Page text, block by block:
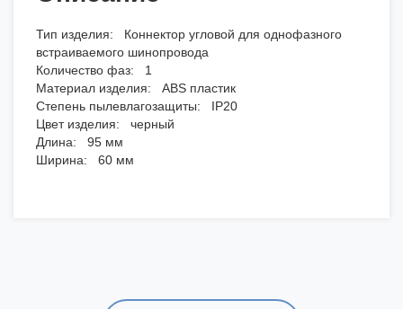
Тип изделия: Коннектор угловой для однофазного
встраиваемого шинопровода
Количество фаз: 1
Материал изделия: ABS пластик
Степень пылевлагозащиты: IP20
Цвет изделия: черный
Длина: 95 мм
Ширина: 60 мм